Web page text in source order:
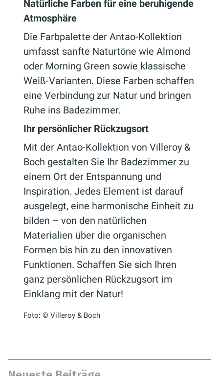
Natürliche Farben für eine beruhigende
Atmosphäre
Die Farbpalette der Antao-Kollektion
umfasst sanfte Naturtöne wie Almond
oder Morning Green sowie klassische
Weiß-Varianten. Diese Farben schaffen
eine Verbindung zur Natur und bringen
Ruhe ins Badezimmer.
Ihr persönlicher Rückzugsort
Mit der Antao-Kollektion von Villeroy &
Boch gestalten Sie Ihr Badezimmer zu
einem Ort der Entspannung und
Inspiration. Jedes Element ist darauf
ausgelegt, eine harmonische Einheit zu
bilden – von den natürlichen
Materialien über die organischen
Formen bis hin zu den innovativen
Funktionen. Schaffen Sie sich Ihren
ganz persönlichen Rückzugsort im
Einklang mit der Natur!
Foto: © Villeroy & Boch